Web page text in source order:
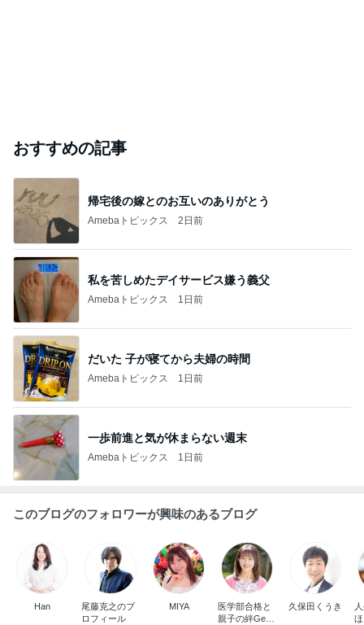
おすすめの記事
帰宅後の嫁とのお互いのありがとう
Amebaトピックス 2日前
私を苦しめたデイサービス嫌う義父
Amebaトピックス 1日前
だいた 子が寝てから夫婦の時間
Amebaトピックス 1日前
一歩前進と気が休まらない週末
Amebaトピックス 1日前
このブログのフォロワーが興味のあるブログ
Han
尾藤克之のプ
ロフィール
MIYA
医学部合格と
親子の絆Get
久保田くうき